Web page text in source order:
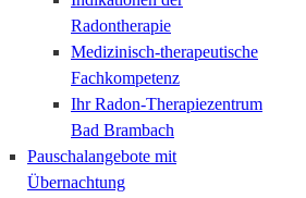
Radontherapie
Medizinisch-therapeutische
Fachkompetenz
Ihr Radon-Therapiezentrum
Bad Brambach
Pauschalangebote mit
Übernachtung